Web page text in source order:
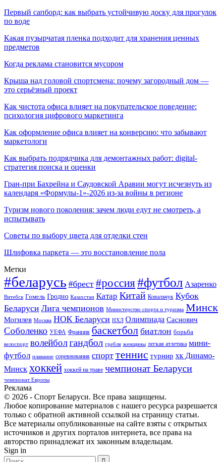
Первый сапборд: как выбрать устойчивую доску для прогулок
по воде
Какая пузырчатая пленка подходит для хранения ценных
предметов
Когда реклама становится мусором
Крыша над головой спортсмена: почему загородный дом —
это серьёзный проект
Как чистота офиса влияет на покупательское поведение:
психология цифрового маркетинга
Как оформление офиса влияет на конверсию: что забывают
маркетологи
Как выбрать подрядчика для демонтажных работ: digital-
стратегия поиска и оценки
Гран-при Бахрейна и Саудовской Аравии могут исчезнуть из
календаря «Формулы-1»-2026 из-за войны в регионе
Туризм нового поколения: зачем люди едут не смотреть, а
испытывать
Советы по выбору цвета для отделки стен
Шлифовка паркета — это восстановление пола
Метки
#беларусь #брест #россия#футбол Азаренко
Витебск Гомель Гродно Казахстан Катар Китай Ковальчук Кубок
Беларуси Лига чемпионов Министерство спорта и туризма Минск
Могилев Москва НОК Беларуси НХЛ Олимпиада Саснович
Соболенко УЕФА Франция баскетбол биатлон борьба
велоспорт волейболгандбол гребля женщины легкая атлетика мини-
футбол плавание соревнования спорт теннис турнир хк Динамо-
Минск хоккей хоккей на траве чемпионат Беларуси
чемпионат Европы
Реклама
© 2026 - Спорт Беларуси. Все права защищены.
Любое копирование материалов с нашего ресурса разрешается
только с обратной активной ссылкой на страницу статьи.
Все материалы опубликованные на сайте взяты с открытых
источников и других порталов интернета, все права на
авторство принадлежат их законным владельцам.
Sign in